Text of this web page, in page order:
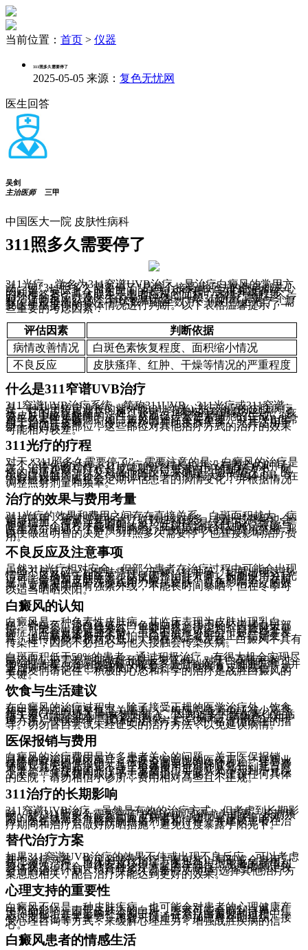
当前位置： 首页 > 仪器
311照多久需要停了
2025-05-05 来源： 复色无忧网
医生回答
吴剑
主治医师
三甲
中国医大一院 皮肤性病科
311照多久需要停了
311光疗，学名为311窄谱UVB治疗，是治疗白癜风的常用方
法。但“311照多久需要停了”是每个接受此疗法的患者都关心
的问题。实际上，照射时间的长短和疗程的安排并没有统一
的标准答案，具体取决于患者白斑的面积、病情严重程度、
对治疗的反应以及医生的专业评估。一般311光疗需要一个疗
程，通常每周2-3次，持续数周甚至数月。何时停止光疗，需
要医生根据你的具体情况进行判断。以下表格温馨提示了一
些重要的考虑因素：
评估因素
判断依据
病情改善情况
白斑色素恢复程度、面积缩小情况
不良反应
皮肤瘙痒、红肿、干燥等情况的严重程度
什么是311窄谱UVB治疗
311窄谱UVB治疗系统，简称311UVB、311光疗或311窄谱，
是一种利用特定波长的紫外线(311纳米)进行治疗的皮肤病疗
法。它的工作原理是：通过照射311纳米的窄谱紫外线光，恢
复皮肤中酪氨酸酶的活性，从而促进黑色素细胞的生成。这
对于色素性皮肤病，如白癜风的治疗至关重要。311UVB也常
用于治疗牛皮癣、疱疹、皮炎等其他皮肤疾病，尤其适用于
躯干和四肢等部位，这些部位对其他治疗方式的治疗的效果
可能相对较差。
311光疗的疗程
对于 “311照多久需要停了”，需要注意的是，白癜风的治疗是
一个个体化的过程。311光疗的疗程长短并没有固定的时间
表。治疗次数和疗程长度需要结合患者白斑的面积大小，病
情的严重程度，以及对光疗的反应来确定。通常情况下，医
生会建议每周进行2-3次的照射，一个疗程大约持续4-8周。在
治疗过程中，医生会定期评估患者的病情变化，并根据情况
调整照射剂量和频率。
治疗的效果与费用考量
311光疗的效果和费用之间存在直接关系。白斑面积越大，病
情越严重，通常需要的治疗次数也就越多，因此总费用也会
相应增加。需要注意的是，311光疗并不是没有下次治疗，需
要坚持一个疗程才能看到效果。在评估治疗计划时，应该与
医生充分沟通，了解预期的治疗的效果和大致的费用范围，
以便做出明智的决定。311照多久需要停了也直接影响治疗费
用。
不良反应及注意事项
虽然311光疗相对安全，但部分患者在治疗过程中可能会出现
一些不良反应，如皮肤瘙痒、干燥、红肿等。如果出现这些
情况，应及时告知医生，以便调整治疗方案。长期使用311光
疗可能会增加皮肤光老化的风险，因此不宜长期照射。在照
光后，应避免立即洗澡或用力擦拭皮肤，以免影响治疗的效
果。夏季太阳中有强紫外线，不能长时间暴晒，但在冬季可
以适当晒晒太阳。
白癜风的认知
白癜风是一种色素性皮肤病，其临床表现为皮肤出现乳白
色、瓷白色、淡白色或云白色的白斑。用手轻轻搓揉白斑部
位，可能会出现轻微发红。重要的是要认识到，白癜风不是
癌症，不会直接威胁生命。虽然不治疗可能会引起一些并发
症，但白癜风本身并不可怕。白癜风患者可以正常结婚生
育。遗传的概率相对较低，大约在3%-5%左右。白癜风不具有
传染性，因此不必担心与他人接触会传染疾病。
白斑面积低于50%的患者，通过积极治疗，有很大机会实现尽
量治疗，但需要后期做好预防反复工作。对于白斑面积超过
80%的患者，治疗的目标可能更多是控制病情，预防扩散，并
通过调理来促进色素细胞的恢复，尽可能恢复皮肤颜色。患
者朋友们请记住：积极的心态和科学的治疗是战胜白癜风的
关键。
饮食与生活建议
在白癜风的治疗过程中，除了接受正规的医学治疗外，饮食
和生活方式的调整也至关重要。一般应尽量避免或减少富含
维生素C(注意摄入量)食物的摄入，因为过多的维生素C(注意
摄入量)可能会抑制黑色素的合成。一些偏方、药物疗法和护
理方法，仅供参考，具体的治疗方案应该严格遵循医生的指
导。切勿盲目尝试未经证实的治疗方法，以免延误病情。
医保报销与费用
白癜风的治疗费用是许多患者关心的问题。关于医保报销，
具体的政策因地区而异，需要咨询当地的医保局。一些商业
保险也可能提供报销，具体情况需要咨询保险机构。挂号费
通常从几元到几十元不等，检查费用也可能从几元到几百元
不等。整个疗程的光疗或手术费用，可能从几千元到千元以
上不等，具体费用取决于患者的治疗方案。不建议任何具体
的医院，请勿相信小诊所，费用相对高些且不正规。
311治疗的长期影响
311窄谱UVB治疗，虽然是有效的治疗方式，但考虑到长期影
响，对“311照多久需要停了”的疑问就显得尤为重要。长期频
繁的紫外线照射可能会加速皮肤老化，增加患皮肤癌的风
险。医生通常会严格控制照射剂量和疗程，并建议患者在治
疗期间和治疗后做好防晒措施，避免过度暴露于阳光下。
替代治疗方案
如果311窄谱UVB治疗的效果不佳或出现不良反应，可以考虑
其他治疗方案。常见的替代治疗方案包括：局部或全身用
药、激光治疗、自体表皮移植等。医生会根据患者的病情和
身体状况，综合评估各种治疗方案的优缺点，为患者制定较
合适的治疗计划。“311照多久需要停了”也与选择其他治疗方
案息息相关，配合治疗才能达到更好的效果。
心理支持的重要性
白癜风不仅是一种皮肤疾病，也可能会对患者的心理健康产
生负面影响。由于皮肤上的白斑，患者可能会感到自卑、焦
虑、抑郁，甚至影响社交和工作。在治疗白癜风的过程中，
心理支持也非常重要。患者可以通过参加患者互助组织、接
受心理咨询等方式，来缓解心理压力，增强战胜疾病的信
心。
白癜风患者的情感生活